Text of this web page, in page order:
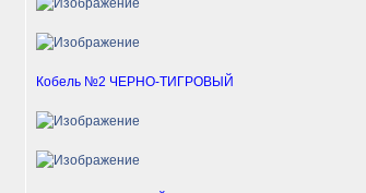
Кобель №2 ЧЕРНО-ТИГРОВЫЙ